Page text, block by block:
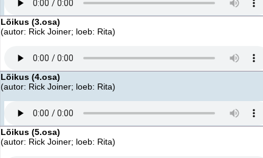
Lõikus (3.osa)
(autor: Rick Joiner; loeb: Rita)
Lõikus (4.osa)
(autor: Rick Joiner; loeb: Rita)
Lõikus (5.osa)
(autor: Rick Joiner; loeb: Rita)